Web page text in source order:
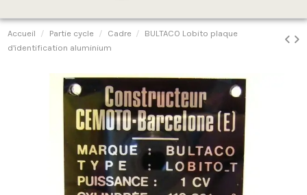
Accueil Partie cycle Cadre
BULTACO Lobito plaque
d'identification aluminium